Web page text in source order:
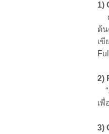
1)
ก
ต้
เขี
2)
เ
3)